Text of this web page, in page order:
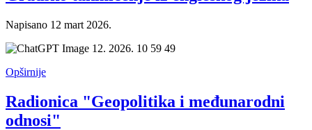
Napisano 12 mart 2026.
Opširnije
Radionica "Geopolitika i međunarodni
odnosi"